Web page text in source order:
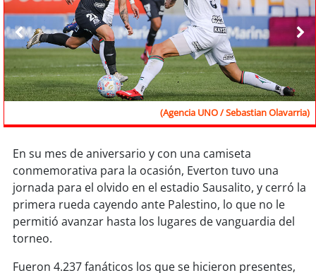
soychile
soyarica
soyiquique
soycalama
soyantofagasta
soycopiapó
soyvalparaíso
soy quillota
(Agencia UNO / Sebastian Olavarria)
En su mes de aniversario y con una camiseta
conmemorativa para la ocasión, Everton tuvo una
jornada para el olvido en el estadio Sausalito, y cerró la
primera rueda cayendo ante Palestino, lo que no le
permitió avanzar hasta los lugares de vanguardia del
torneo.
Fueron 4.237 fanáticos los que se hicieron presentes,